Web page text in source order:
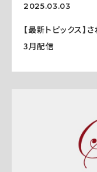
2025.03.03
【最新トピックス
3月配信